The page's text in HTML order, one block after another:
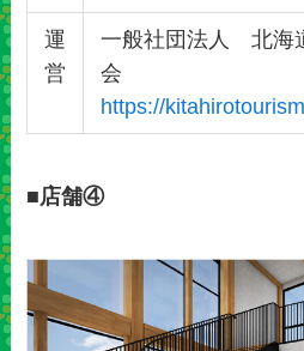
運
営
一般社団法人 北海
会
https://
■店舗④